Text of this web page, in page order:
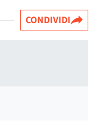
CONDIVIDI